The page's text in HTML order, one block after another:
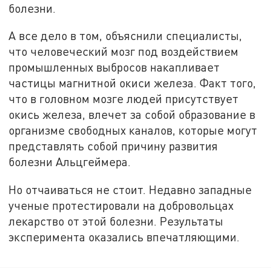
болезни.
А все дело в том, объяснили специалисты,
что человеческий мозг под воздействием
промышленных выбросов накапливает
частицы магнитной окиси железа. Факт того,
что в головном мозге людей присутствует
окись железа, влечет за собой образование в
организме свободных каналов, которые могут
представлять собой причину развития
болезни Альцгеймера.
Но отчаиваться не стоит. Недавно западные
ученые протестировали на добровольцах
лекарство от этой болезни. Результаты
эксперимента оказались впечатляющими.